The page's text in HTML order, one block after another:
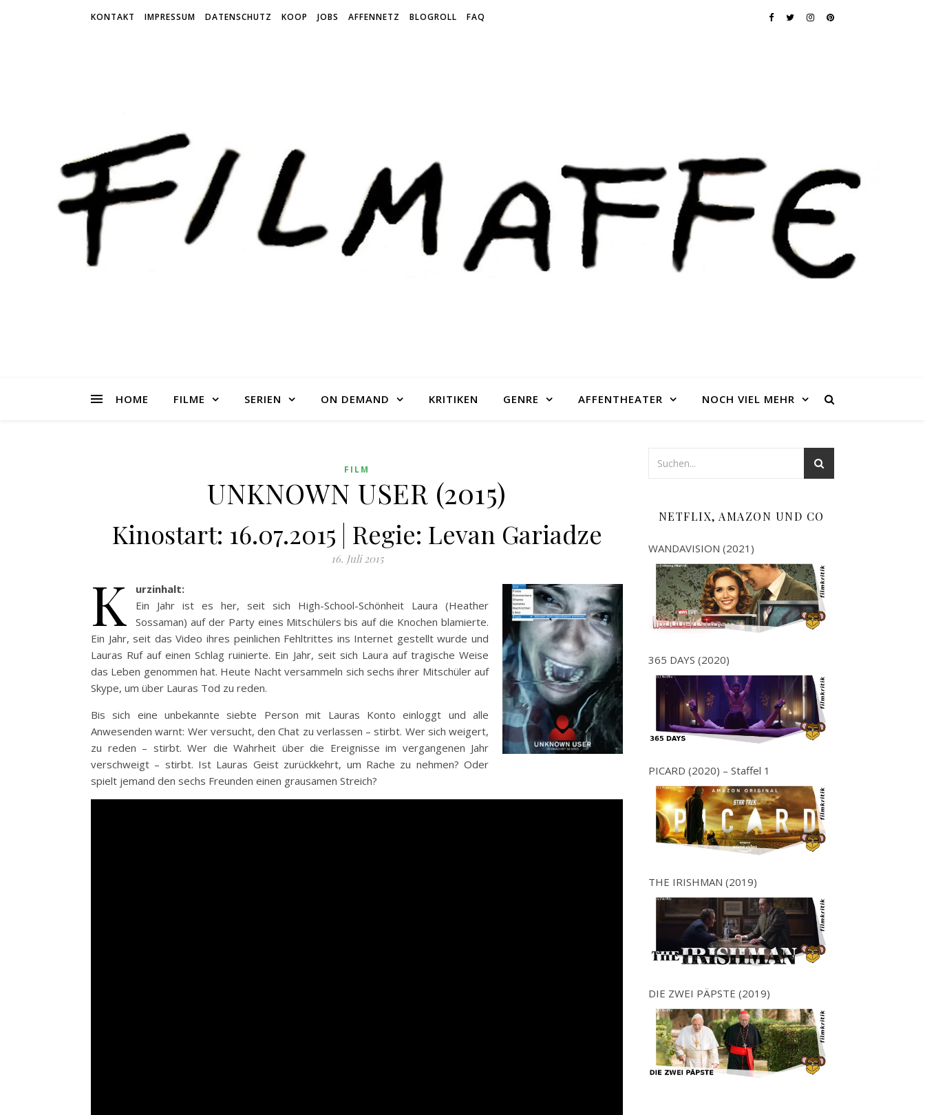
KONTAKT IMPRESSUM DATENSCHUTZ KOOP JOBS AFFENNETZ BLOGROLL FAQ
HOME FILME SERIEN ON DEMAND KRITIKEN GENRE AFFENTHEATER NOCH VIEL MEHR
FILM
UNKNOWN USER (2015)
Kinostart: 16.07.2015 | Regie: Levan Gariadze
16. Juli 2015
K
urzinhalt:
Ein Jahr ist es her, seit sich High-School-Schönheit Laura (Heather
Sossaman) auf der Party eines Mitschülers bis auf die Knochen blamierte.
Ein Jahr, seit das Video ihres peinlichen Fehltrittes ins Internet gestellt wurde und
Lauras Ruf auf einen Schlag ruinierte. Ein Jahr, seit sich Laura auf tragische Weise
das Leben genommen hat. Heute Nacht versammeln sich sechs ihrer Mitschüler auf
Skype, um über Lauras Tod zu reden.
Bis sich eine unbekannte siebte Person mit Lauras Konto einloggt und alle
Anwesenden warnt: Wer versucht, den Chat zu verlassen – stirbt. Wer sich weigert,
zu reden – stirbt. Wer die Wahrheit über die Ereignisse im vergangenen Jahr
verschweigt – stirbt. Ist Lauras Geist zurückkehrt, um Rache zu nehmen? Oder
spielt jemand den sechs Freunden einen grausamen Streich?
NETFLIX, AMAZON UND CO
WANDAVISION (2021)
365 DAYS (2020)
PICARD (2020) – Staffel 1
THE IRISHMAN (2019)
DIE ZWEI PÄPSTE (2019)